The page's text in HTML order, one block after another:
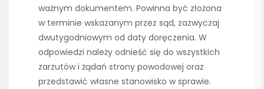
ważnym dokumentem. Powinna być złożona
w terminie wskazanym przez sąd, zazwyczaj
dwutygodniowym od daty doręczenia. W
odpowiedzi należy odnieść się do wszystkich
zarzutów i żądań strony powodowej oraz
przedstawić własne stanowisko w sprawie.